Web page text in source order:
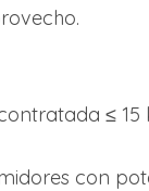
≤
con